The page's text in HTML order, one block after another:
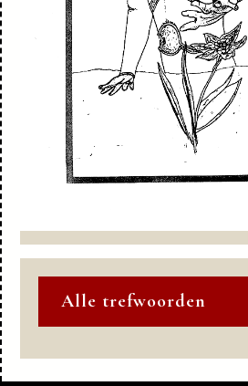
Alle trefwoorden